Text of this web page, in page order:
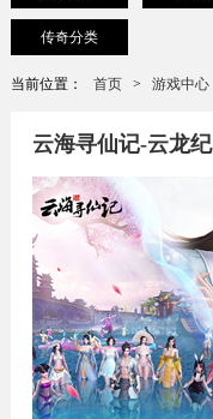
传奇分类
当前位置： 首页 > 游戏中心
云海寻仙记-云龙纪